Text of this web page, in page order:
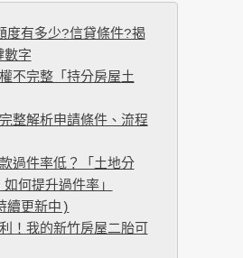
度有多少?信貸條件?揭
數字
不完整「持分房屋土
整解析申請條件、流程
過件率低？「土地分
何提升過件率」
續更新中)
！我的新竹房屋二胎可